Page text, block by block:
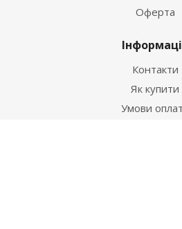
Оферта
Контакти
Як купити
Умови